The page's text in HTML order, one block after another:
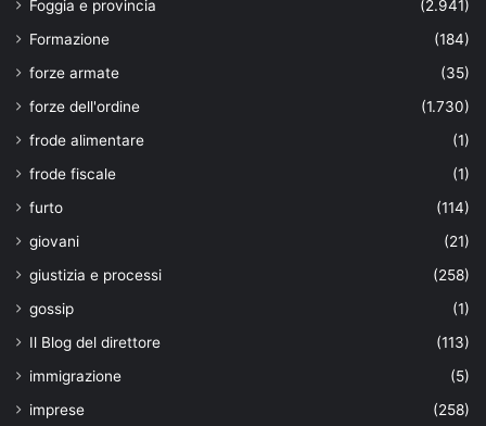
Foggia e provincia
(2.941)
Formazione
(184)
forze armate
(35)
forze dell'ordine
(1.730)
frode alimentare
(1)
frode fiscale
(1)
furto
(114)
giovani
(21)
giustizia e processi
(258)
gossip
(1)
Il Blog del direttore
(113)
immigrazione
(5)
imprese
(258)